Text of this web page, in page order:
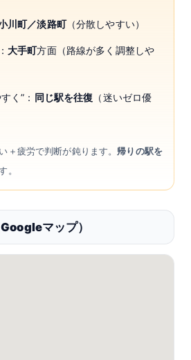
川町／淡路町（分散しやすい）
大手町方面（路線が多く調整しや
く”： 同じ駅を往復 （迷いゼロ優
＋疲労で判断が鈍ります。 帰りの駅を
。
マップ）